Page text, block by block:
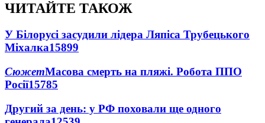
ЧИТАЙТЕ ТАКОЖ
У Білорусі засудили лідера Ляпіса Трубецького
Міхалка15899
СюжетМасова смерть на пляжі. Робота ППО
Росії15785
Другий за день: у РФ поховали ще одного